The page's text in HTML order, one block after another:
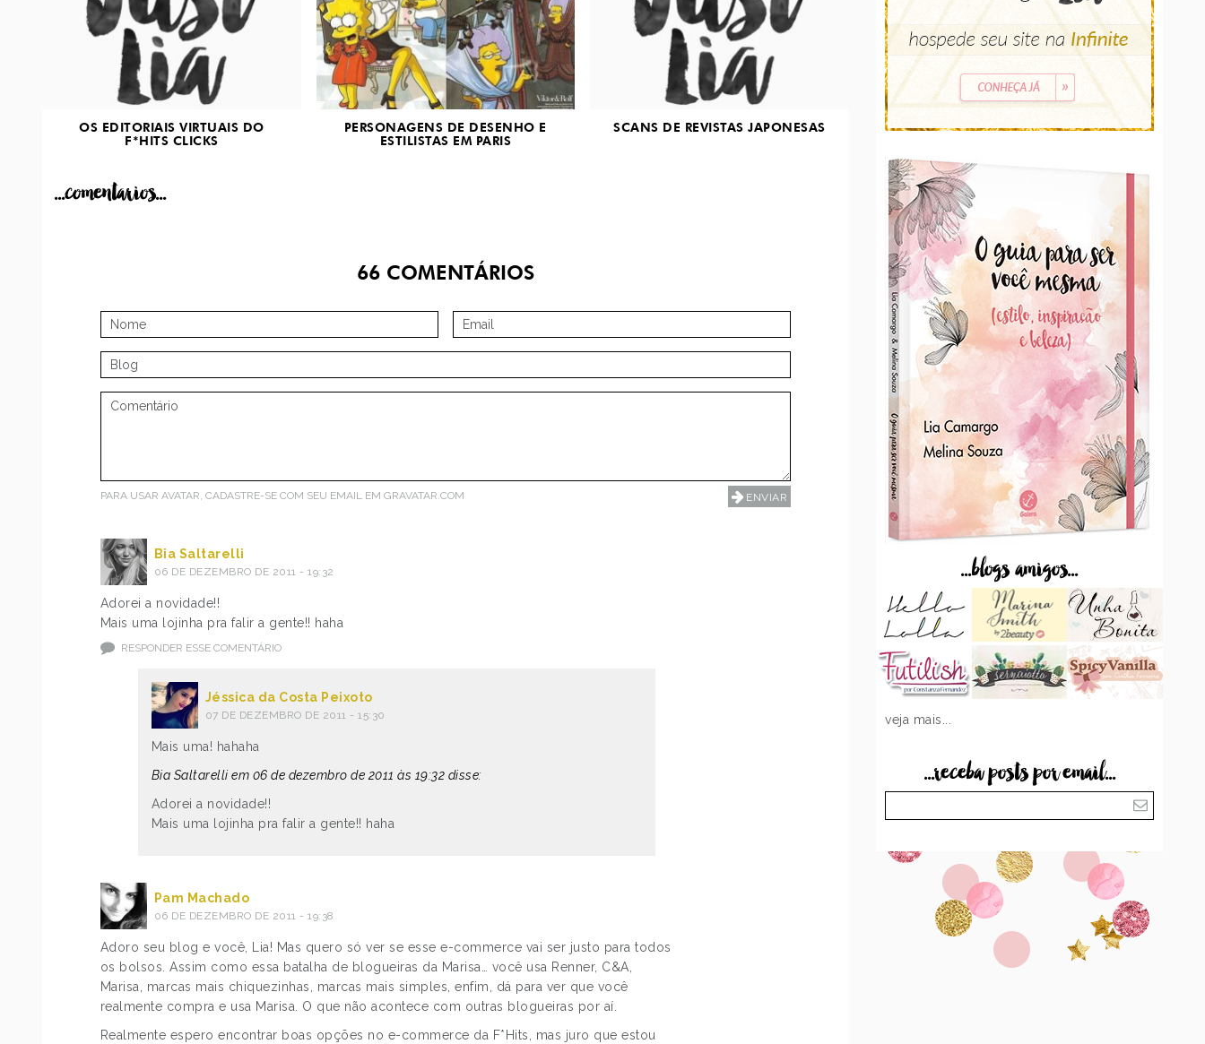
OS EDITORIAIS VIRTUAIS DO
F*HITS CLICKS
PERSONAGENS DE DESENHO E
ESTILISTAS EM PARIS
SCANS DE REVISTAS JAPONESAS
...comentarios...
66 COMENTÁRIOS
PARA USAR AVATAR, CADASTRE-SE COM SEU EMAIL EM GRAVATAR.COM
Bia Saltarelli
06 DE DEZEMBRO DE 2011 - 19:32
Adorei a novidade!!
Mais uma lojinha pra falir a gente!! haha
RESPONDER ESSE COMENTÁRIO
Jéssica da Costa Peixoto
07 DE DEZEMBRO DE 2011 - 15:30
Mais uma! hahaha
Bia Saltarelli em 06 de dezembro de 2011 às 19:32 disse:
Adorei a novidade!!
Mais uma lojinha pra falir a gente!! haha
Pam Machado
06 DE DEZEMBRO DE 2011 - 19:38
Adoro seu blog e você, Lia! Mas quero só ver se esse e-commerce vai ser justo para todos
os bolsos. Assim como essa batalha de blogueiras da Marisa… você usa Renner, C&A,
Marisa, marcas mais chiquezinhas, marcas mais simples, enfim, dá para ver que você
realmente compra e usa Marisa. O que não acontece com outras blogueiras por aí.
Realmente espero encontrar boas opções no e-commerce da F*Hits, mas juro que estou
...blogs amigos...
veja mais...
...receba posts por email...